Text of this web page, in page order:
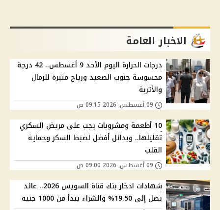
الاخبار العامة
درجات الحرارة اليوم الأحد 9 أغسطس.. 42 درجة
محسوسة جنوب الصعيد ورياح مثيرة للرمال
والأتربة
10 أطعمة ومشروبات يجب على مريض السكري
تقليلها.. وبدائل أفضل لضبط السكر وحماية
القلب
شهادات ادخار بنك قناة السويس 2026.. عائد
يصل إلى 19.50% والشراء يبدأ من 1000 جنيه